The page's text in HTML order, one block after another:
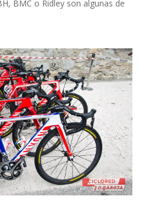
BMC o Ridley son algunas de